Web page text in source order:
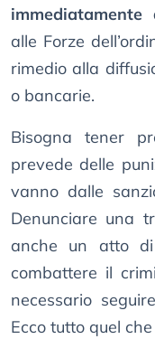
immediatamente
alle Forze
rimedio alla
o bancarie.
Bisogna tener
prevede delle
vanno dalle
Denunciare una
anche un atto
combattere il
necessario
Ecco tutto quel